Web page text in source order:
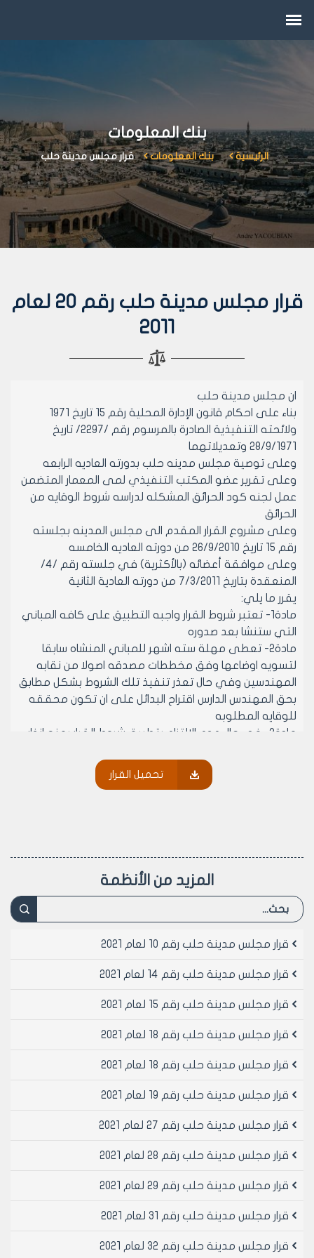
بنك المعلومات
الرئيسية بنك المعلومات قرار مجلس مدينة حلب
قرار مجلس مدينة حلب رقم 20 لعام
2011
ان مجلس مدينة حلب
بناء على احكام قانون الإدارة المحلية رقم 15 تاريخ 1971
ولائحته التنفيذية الصادرة بالمرسوم رقم /2297/ تاريخ
28/9/1971 وتعديلاتهما
وعلى توصية مجلس مدينه حلب بدورته العاديه الرابعه
وعلى تقرير عضو المكتب التنفيذي لمى المعمار المتضمن
عمل لجنه كود الحرائق المشكله لدراسه شروط الوقايه من
الحرائق
وعلى مشروع القرار المقدم الى مجلس المدينه بجلسته
رقم 15 تاريخ 26/9/2010 من دورته العاديه الخامسه
وعلى موافقة أعضائه (بالأكثرية) في جلسته رقم /4/
المنعقدة بتاريخ 7/3/2011 من دورته العادية الثانية
يقرر ما يلي:
مادة1- تعتبر شروط القرار واجبه التطبيق على كافه المباني
التي ستنشا بعد صدوره
مادة2- تعطى مهلة سته اشهر للمباني المنشاه سابقا
لتسويه اوضاعها وفق مخططات مصدقه اصولا من نقابه
المهندسين وفي حال تعذر تنفيذ تلك الشروط بشكل مطابق
بحق المهندس الدارس اقتراح البدائل على ان تكون محققه
للوقايه المطلوبه
مادة3- في حال عدم الالتزام بتطبيق شروط القرار يمنح انذار
الشروط على ان لا تتجاوز ثلاثه اشهر
مادة4- يصدر قرار باغلاق المنشات التي لم يلتزم اصحابها
نائب رئيس مجلس مدينة حلب
تحميل القرار
المزيد من الأنظمة
قرار مجلس مدينة حلب رقم 10 لعام 2021
قرار مجلس مدينة حلب رقم 14 لعام 2021
قرار مجلس مدينة حلب رقم 15 لعام 2021
قرار مجلس مدينة حلب رقم 18 لعام 2021
قرار مجلس مدينة حلب رقم 18 لعام 2021
قرار مجلس مدينة حلب رقم 19 لعام 2021
قرار مجلس مدينة حلب رقم 27 لعام 2021
قرار مجلس مدينة حلب رقم 28 لعام 2021
قرار مجلس مدينة حلب رقم 29 لعام 2021
قرار مجلس مدينة حلب رقم 31 لعام 2021
قرار مجلس مدينة حلب رقم 32 لعام 2021